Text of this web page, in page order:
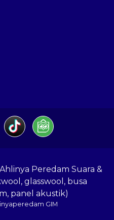
Peredam Suara &
glasswool, busa
panel akustik)
GIM